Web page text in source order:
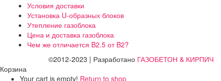
Условия доставки
Установка U-образных блоков
Утепление газоблока
Цена и доставка газоблока
Чем же отличается B2.5 от B2?
©2012-2023 | Разработано ГАЗОБЕТОН & КИРПИЧ
Корзина
Your cart is empty! Return to shop